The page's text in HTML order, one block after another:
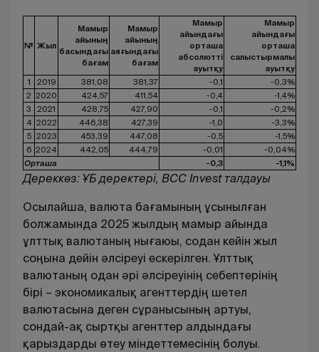
№ Жыл
Мамыр
айының
басындағы
бағам
Мамыр
айының
аяғындағы
бағам
Мамыр
айындағы
орташа
абсолютті
ауытқу
Мамыр
айындағы
орташа
салыстырмалы
ауытқу
1
2019 381,08 381,37 -0,1
-0,3%
2 2020 424,57 411,54 -0,4
-1,4%
3
2021 428,75 427,90 -0,1
-0,2%
4 2022 446,38 427,39 -1,0
-3,3%
5 2023 453,39 447,08 -0,5
-1,5%
6 2024 442,05 444,79 -0,01
-0,04%
Орташа
-0,3 -1,1%
Дереккөз: ҰБ деректері, BCC Invest талдауы
Осылайша, валюта бағамының ұсынылған
болжамында 2025 жылдың мамыр айында
ұлттық валютаның нығаюы, содан кейін жыл
соңына дейін әлсіреуі ескерілген. Ұлттық
валютаның одан әрі әлсіреуінің себептерінің
бірі – экономикалық агенттердің шетел
валютасына деген сұранысының артуы,
сондай-ақ сыртқы агенттер алдындағы
қарыздарды өтеу міндеттемесінің болуы.